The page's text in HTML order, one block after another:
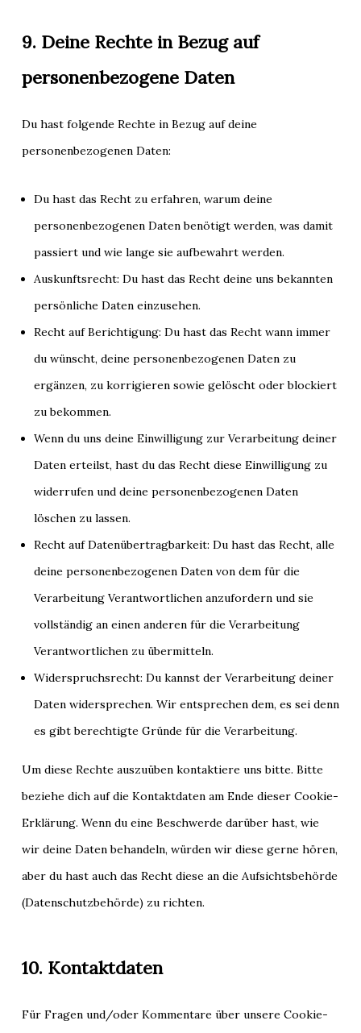
9. Deine Rechte in Bezug auf
personenbezogene Daten
Du hast folgende Rechte in Bezug auf deine
personenbezogenen Daten:
Du hast das Recht zu erfahren, warum deine
personenbezogenen Daten benötigt werden, was damit
passiert und wie lange sie aufbewahrt werden.
Auskunftsrecht: Du hast das Recht deine uns bekannten
persönliche Daten einzusehen.
Recht auf Berichtigung: Du hast das Recht wann immer
du wünscht, deine personenbezogenen Daten zu
ergänzen, zu korrigieren sowie gelöscht oder blockiert
zu bekommen.
Wenn du uns deine Einwilligung zur Verarbeitung deiner
Daten erteilst, hast du das Recht diese Einwilligung zu
widerrufen und deine personenbezogenen Daten
löschen zu lassen.
Recht auf Datenübertragbarkeit: Du hast das Recht, alle
deine personenbezogenen Daten von dem für die
Verarbeitung Verantwortlichen anzufordern und sie
vollständig an einen anderen für die Verarbeitung
Verantwortlichen zu übermitteln.
Widerspruchsrecht: Du kannst der Verarbeitung deiner
Daten widersprechen. Wir entsprechen dem, es sei denn
es gibt berechtigte Gründe für die Verarbeitung.
Um diese Rechte auszuüben kontaktiere uns bitte. Bitte
beziehe dich auf die Kontaktdaten am Ende dieser Cookie-
Erklärung. Wenn du eine Beschwerde darüber hast, wie
wir deine Daten behandeln, würden wir diese gerne hören,
aber du hast auch das Recht diese an die Aufsichtsbehörde
(Datenschutzbehörde) zu richten.
10. Kontaktdaten
Für Fragen und/oder Kommentare über unsere Cookie-